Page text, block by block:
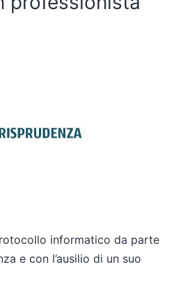
informatico da parte
e con l’ausilio di un suo